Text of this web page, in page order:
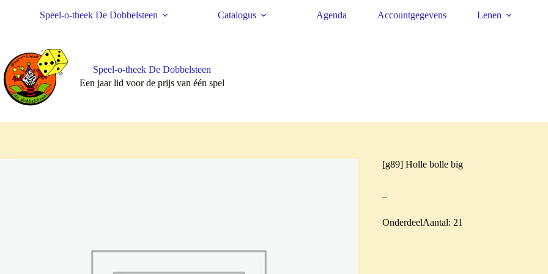
Speel-o-theek De Dobbelsteen Catalogus Agenda Accountgegevens Lenen
Speel-o-theek De Dobbelsteen
Een jaar lid voor de prijs van één spel
[g89] Holle bolle big
–
OnderdeelAantal: 21